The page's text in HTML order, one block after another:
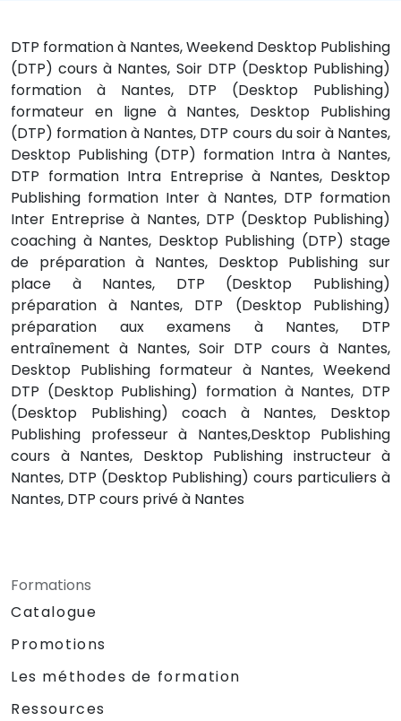
DTP formation à Nantes, Weekend Desktop Publishing
(DTP) cours à Nantes, Soir DTP (Desktop Publishing)
formation à Nantes, DTP (Desktop Publishing)
formateur en ligne à Nantes, Desktop Publishing
(DTP) formation à Nantes, DTP cours du soir à Nantes,
Desktop Publishing (DTP) formation Intra à Nantes,
DTP formation Intra Entreprise à Nantes, Desktop
Publishing formation Inter à Nantes, DTP formation
Inter Entreprise à Nantes, DTP (Desktop Publishing)
coaching à Nantes, Desktop Publishing (DTP) stage
de préparation à Nantes, Desktop Publishing sur
place à Nantes, DTP (Desktop Publishing)
préparation à Nantes, DTP (Desktop Publishing)
préparation aux examens à Nantes, DTP
entraînement à Nantes, Soir DTP cours à Nantes,
Desktop Publishing formateur à Nantes, Weekend
DTP (Desktop Publishing) formation à Nantes, DTP
(Desktop Publishing) coach à Nantes, Desktop
Publishing professeur à Nantes,Desktop Publishing
cours à Nantes, Desktop Publishing instructeur à
Nantes, DTP (Desktop Publishing) cours particuliers à
Nantes, DTP cours privé à Nantes
Formations
Catalogue
Promotions
Les méthodes de formation
Ressources